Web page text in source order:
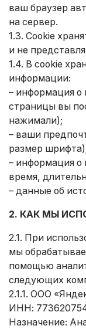
ваш браузер
на сервер.
1.3. Cookie
и не
1.4. В cookie
информации:
– информация о
страницы вы
нажимали);
– ваши
размер
– информация о
время,
– данные об
2. КАК МЫ
2.1. При
мы
помощью
следующих
2.1.1. ООО
ИНН:
Назначение: